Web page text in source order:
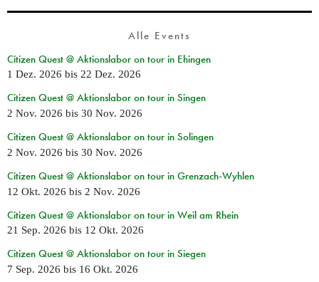
Alle Events
Citizen Quest @ Aktionslabor on tour in Ehingen
1 Dez. 2026 bis 22 Dez. 2026
Citizen Quest @ Aktionslabor on tour in Singen
2 Nov. 2026 bis 30 Nov. 2026
Citizen Quest @ Aktionslabor on tour in Solingen
2 Nov. 2026 bis 30 Nov. 2026
Citizen Quest @ Aktionslabor on tour in Grenzach-Wyhlen
12 Okt. 2026 bis 2 Nov. 2026
Citizen Quest @ Aktionslabor on tour in Weil am Rhein
21 Sep. 2026 bis 12 Okt. 2026
Citizen Quest @ Aktionslabor on tour in Siegen
7 Sep. 2026 bis 16 Okt. 2026